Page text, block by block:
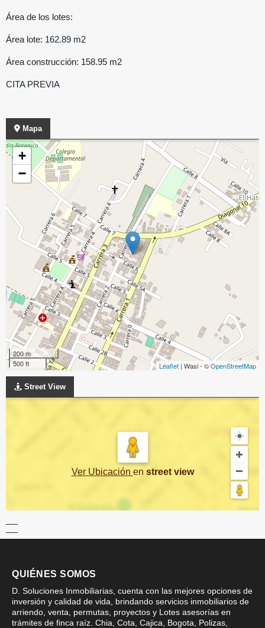
Área de los lotes:
Área lote: 162.89 m2
Área construcción: 158.95 m2
CITA PREVIA
Mapa
+
−
200 m
500 ft
Leaflet | Wasi - ©OpenStreetMap
Street View
Ver Ubicación en street view
QUIÉNES SOMOS
D. Soluciones Inmobiliarias, cuenta con las mejores opciones de
inversión y calidad de vida, brindando servicios inmobiliarios de
arriendo, venta, permutas, proyectos y Lotes asesorías en
trámites de finca raíz. Chia, Cota, Cajica, Bogota, Polizas,